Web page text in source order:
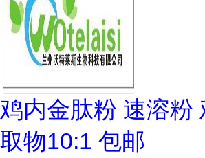
鸡内金肽粉 速溶粉
取物10:1 包邮